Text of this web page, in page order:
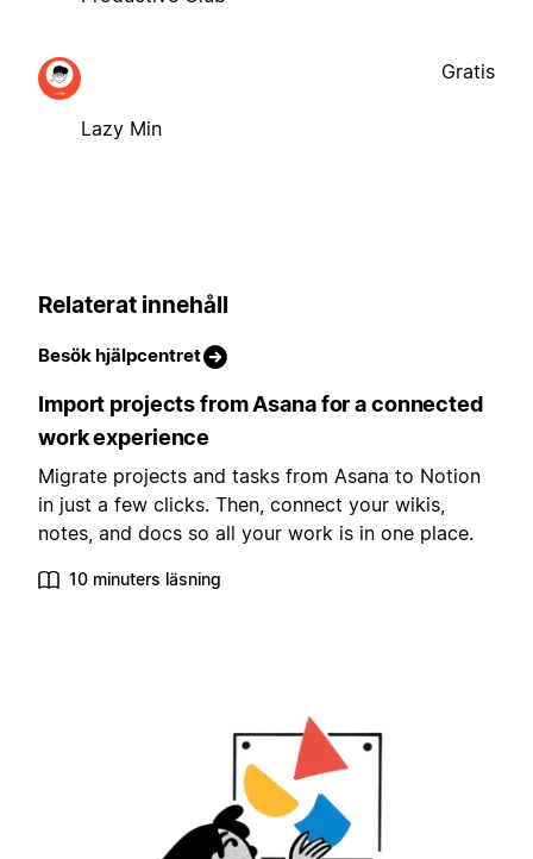
Lazy Min
Gratis
Relaterat innehåll
Besök hjälpcentret
Import projects from Asana for a connected
work experience
Migrate projects and tasks from Asana to Notion
in just a few clicks. Then, connect your wikis,
notes, and docs so all your work is in one place.
10 minuters läsning